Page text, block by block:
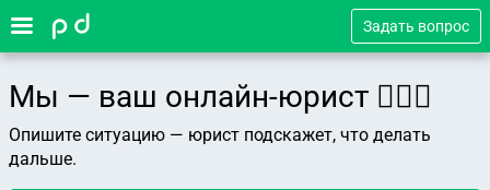
Задать вопрос
Мы — ваш онлайн-юрист 👨🏻‍⚖️
Опишите ситуацию — юрист подскажет, что делать
дальше.